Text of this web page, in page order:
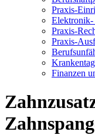
Praxis-
Elektronik-
Praxis-
Praxis-
Finanzen